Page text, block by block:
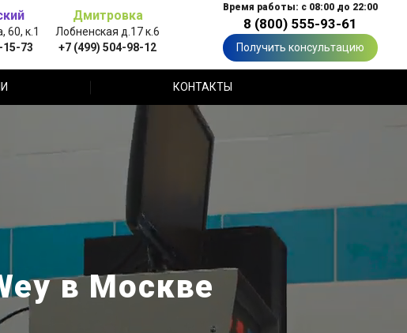
60, к.1
15-73
Дмитровка
Лобненская д.17 к.6
+7 (499) 504-98-12
Время работы: с 08:00 до 22:00
8 (800) 555-93-61
Получить консультацию
КОНТАКТЫ
в Москве